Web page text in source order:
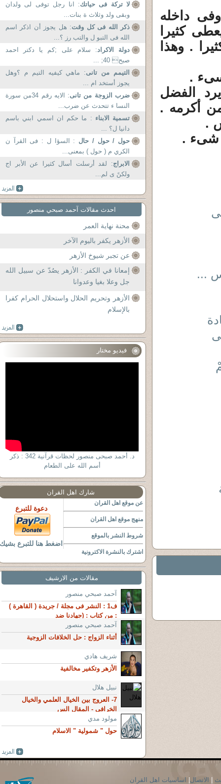
داخله
كثيرا
. وهذا
.
الفضل
أكرمه .
.
شىء .
...
لا تركة فى حياتك: انا رجل توفى لى ولدان
وبقى ولد وثلاث ة بنات...
ذكر الله فى كل وقت: هل يجوز أن اذكر اسم
الله فى التبو ل والتب رز ؟...
دولة الاكراد: سلام علی ;کم یا دکتر احمد
صبح 40; ...
التيمم من تانى: ماهي كيفيه التيم م ؟وهل
يجوز أستخد ام ...
ضرب الزوجة من تانى
: الايه رقم 34من سورة
النسا ء تتحدث عن ضرب...
تسمية الابناء : ما حكم ان اسمي ابني باسم
دانيا ل؟ ...
حول / حول / حال : السؤا ل : فى القرآ ن
الكري م ( حول ) بمعنى...
الابراج: لقد أرسلت أسال كثيرا عن الأبر اج
ولكنً ى لم...
احدث مقالات آحمد صبحي منصور
محنة نهاية العمر
الأزهر يكفر باليوم الآخر
عن تجبر شيوخ الأزهر
إمعانا في الكفر : الأزهر يصُدّ عن سبيل الله
جل وعلا بغيا وعدوانا
الأزهر وتحريم الحلال واستحلال الحرام كفرا
بالإسلام
فيديو مختار
د. أحمد صبحى منصور لحظات قرآنية 342 : ذكر
أسم الله على الطعام
شارك اهل القران
عن موقع اهل القران
منهج موقع اهل القران
شروط النشر بالموقع
اشترك بالنشرة الاكترونية
دعوة للتبرع
اضغط هنا للتبرع بشيك
مقالات من الارشيف
آحمد صبحي منصور
ف1 : النشر فى مجلة / جريدة ( القاهرة )
: من كتاب : (جهادنا ضد
آحمد صبحي منصور
أثناء الزواج : حل الخلافات الزوجية
شريف هادي
الأزهر وتكفير مخالفية
نبيل هلال
7- العروج بين الخيال العلمي والخيال
الخرافى - المقال الس
مولود مدي
حول " شمولية " الاسلام
الاتصال اساسيات اهل القران